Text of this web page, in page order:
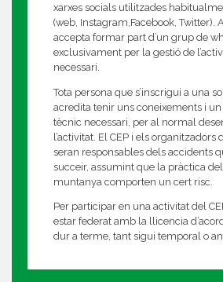
xarxes socials utilitzades
(web, Instagram,Facebook, Twitter).
accepta formar part d’un grup de
exclusivament per la gestió de
necessari.
Tota persona que s’inscrigui a una
acredita tenir uns coneixements i
tècnic necessari, per al normal
l’activitat. El CEP i els organitzadors
seran responsables dels accidents
succeir, assumint que la pràctica
muntanya comporten un cert risc.
Per participar en una activitat del
estar federat amb la llicencia
dur a terme, tant sigui temporal o